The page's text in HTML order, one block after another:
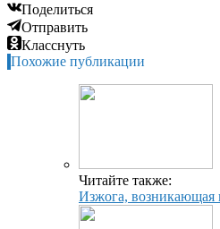
Поделиться
Отправить
Класснуть
Похожие публикации
Читайте также:
Изжога, возникающая